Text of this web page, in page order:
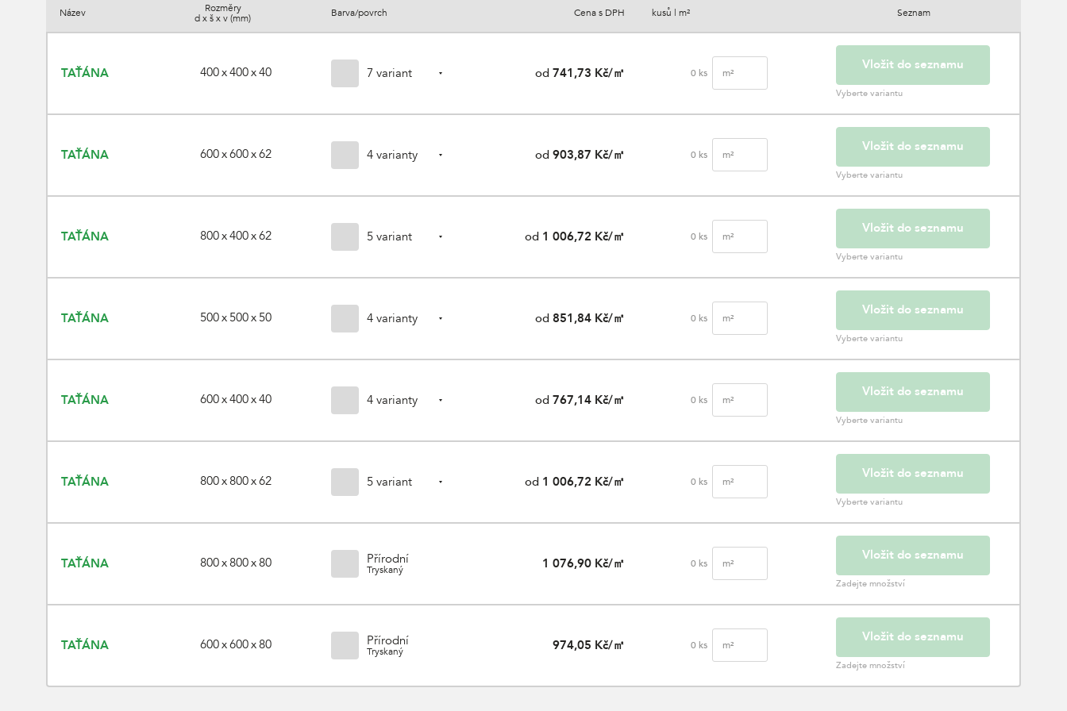
Název
Rozměry
d x š x v (mm)
Barva/povrch Cena s DPH kusů | m² Seznam
TAŤÁNA 400 x 400 x 40 7 variant od 741,73 Kč/㎡ 0 ks m²
Vložit do seznamu
Vyberte variantu
TAŤÁNA 600 x 600 x 62 4 varianty od 903,87 Kč/㎡ 0 ks m²
Vložit do seznamu
Vyberte variantu
TAŤÁNA 800 x 400 x 62 5 variant od 1 006,72 Kč/㎡ 0 ks m²
Vložit do seznamu
Vyberte variantu
TAŤÁNA 500 x 500 x 50 4 varianty od 851,84 Kč/㎡ 0 ks m²
Vložit do seznamu
Vyberte variantu
TAŤÁNA 600 x 400 x 40 4 varianty od 767,14 Kč/㎡ 0 ks m²
Vložit do seznamu
Vyberte variantu
TAŤÁNA 800 x 800 x 62 5 variant od 1 006,72 Kč/㎡ 0 ks m²
Vložit do seznamu
Vyberte variantu
TAŤÁNA 800 x 800 x 80 Přírodní
Tryskaný 1 076,90 Kč/㎡ 0 ks m²
Vložit do seznamu
Zadejte množství
TAŤÁNA 600 x 600 x 80 Přírodní
Tryskaný 974,05 Kč/㎡ 0 ks m²
Vložit do seznamu
Zadejte množství